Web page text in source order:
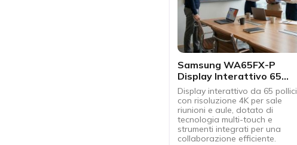
Samsung WA65FX-P
Display Interattivo 65
pollici 4K
Display interattivo da 65 pollici
con risoluzione 4K per sale
riunioni e aule, dotato di
tecnologia multi-touch e
strumenti integrati per una
collaborazione efficiente.